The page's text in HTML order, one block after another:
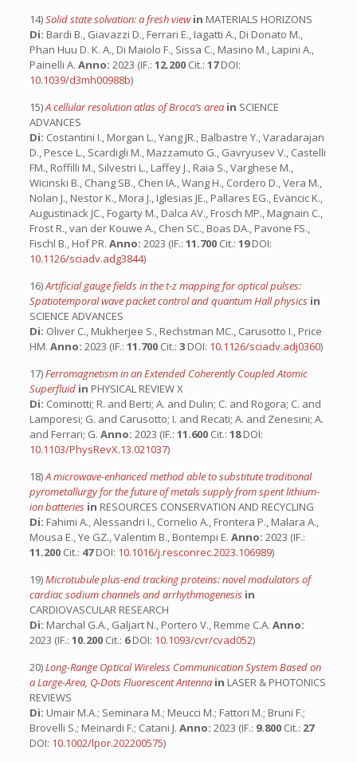
14)Solid state solvation: a fresh viewin MATERIALS HORIZONS
Di: Bardi B., Giavazzi D., Ferrari E., Iagatti A., Di Donato M.,
Phan Huu D. K. A., Di Maiolo F., Sissa C., Masino M., Lapini A.,
Painelli A. Anno: 2023 (IF.: 12.200 Cit.: 17DOI:
10.1039/d3mh00988b)
15)A cellular resolution atlas of Broca’s area in SCIENCE
ADVANCES
Di: Costantini I., Morgan L., Yang JR., Balbastre Y., Varadarajan
D., Pesce L., Scardigli M., Mazzamuto G., Gavryusev V., Castelli
FM., Roffilli M., Silvestri L., Laffey J., Raia S., Varghese M.,
Wicinski B., Chang SB., Chen IA., Wang H., Cordero D., Vera M.,
Nolan J., Nestor K., Mora J., Iglesias JE., Pallares EG., Evancic K.,
Augustinack JC., Fogarty M., Dalca AV., Frosch MP., Magnain C.,
Frost R., van der Kouwe A., Chen SC., Boas DA., Pavone FS.,
Fischl B., Hof PR. Anno: 2023 (IF.: 11.700 Cit.: 19DOI:
10.1126/sciadv.adg3844)
16)Artificial gauge fields in the t-z mapping for optical pulses:
Spatiotemporal wave packet control and quantum Hall physics in
SCIENCE ADVANCES
Di: Oliver C., Mukherjee S., Rechstman MC., Carusotto I., Price
HM. Anno: 2023 (IF.: 11.700 Cit.: 3 DOI: 10.1126/sciadv.adj0360)
17)Ferromagnetism in an Extended Coherently Coupled Atomic
Superfluid in PHYSICAL REVIEW X
Di: Cominotti; R. and Berti; A. and Dulin; C. and Rogora; C. and
Lamporesi; G. and Carusotto; I. and Recati; A. and Zenesini; A.
and Ferrari; G. Anno: 2023 (IF.: 11.600 Cit.: 18DOI:
10.1103/PhysRevX.13.021037)
18)A microwave-enhanced method able to substitute traditional
pyrometallurgy for the future of metals supply from spent lithium-
ion batteries in RESOURCES CONSERVATION AND RECYCLING
Di: Fahimi A., Alessandri I., Cornelio A., Frontera P., Malara A.,
Mousa E., Ye GZ., Valentim B., Bontempi E. Anno: 2023 (IF.:
11.200 Cit.: 47DOI: 10.1016/j.resconrec.2023.106989)
19)Microtubule plus-end tracking proteins: novel modulators of
cardiac sodium channels and arrhythmogenesis in
CARDIOVASCULAR RESEARCH
Di: Marchal G.A., Galjart N., Portero V., Remme C.A. Anno:
2023 (IF.: 10.200 Cit.: 6DOI: 10.1093/cvr/cvad052)
20)Long-Range Optical Wireless Communication System Based on
a Large-Area, Q-Dots Fluorescent Antenna in LASER & PHOTONICS
REVIEWS
Di: Umair M.A.; Seminara M.; Meucci M.; Fattori M.; Bruni F.;
Brovelli S.; Meinardi F.; Catani J. Anno: 2023 (IF.: 9.800 Cit.: 27
DOI: 10.1002/lpor.202200575)